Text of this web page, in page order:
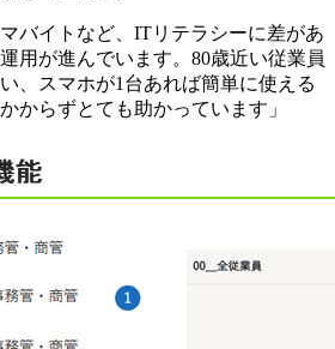
バイトなど、ITリテラシーに差があ
用が進んでいます。80歳近い従業員
、スマホが1台あれば簡単に使える
からずとても助かっています」